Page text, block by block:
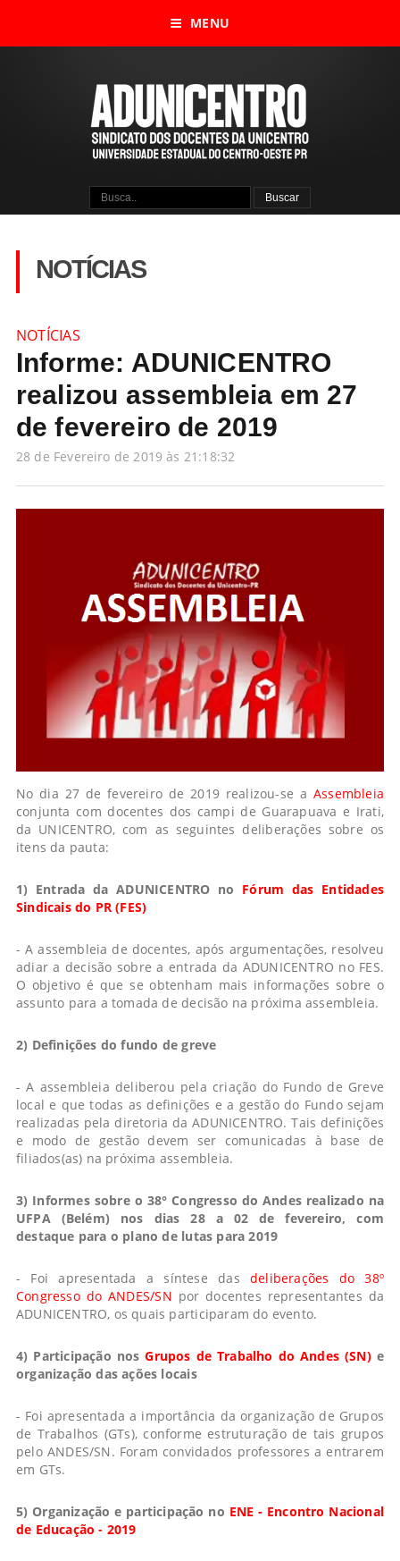
MENU
NOTÍCIAS
NOTÍCIAS
Informe: ADUNICENTRO
realizou assembleia em 27
de fevereiro de 2019
28 de Fevereiro de 2019 às 21:18:32
No dia 27 de fevereiro de 2019 realizou-se a Assembleia
conjunta com docentes dos campi de Guarapuava e Irati,
da UNICENTRO, com as seguintes deliberações sobre os
itens da pauta:
1) Entrada da ADUNICENTRO no Fórum das Entidades
Sindicais do PR (FES)
- A assembleia de docentes, após argumentações, resolveu
adiar a decisão sobre a entrada da ADUNICENTRO no FES.
O objetivo é que se obtenham mais informações sobre o
assunto para a tomada de decisão na próxima assembleia.
2) Definições do fundo de greve
- A assembleia deliberou pela criação do Fundo de Greve
local e que todas as definições e a gestão do Fundo sejam
realizadas pela diretoria da ADUNICENTRO. Tais definições
e modo de gestão devem ser comunicadas à base de
filiados(as) na próxima assembleia.
3) Informes sobre o 38° Congresso do Andes realizado na
UFPA (Belém) nos dias 28 a 02 de fevereiro, com
destaque para o plano de lutas para 2019
- Foi apresentada a síntese das deliberações do 38º
Congresso do ANDES/SN por docentes representantes da
ADUNICENTRO, os quais participaram do evento.
4) Participação nosGrupos de Trabalho do Andes (SN)e
organização das ações locais
- Foi apresentada a importância da organização de Grupos
de Trabalhos (GTs), conforme estruturação de tais grupos
pelo ANDES/SN. Foram convidados professores a entrarem
em GTs.
5) Organização e participação no ENE - Encontro Nacional
de Educação - 2019